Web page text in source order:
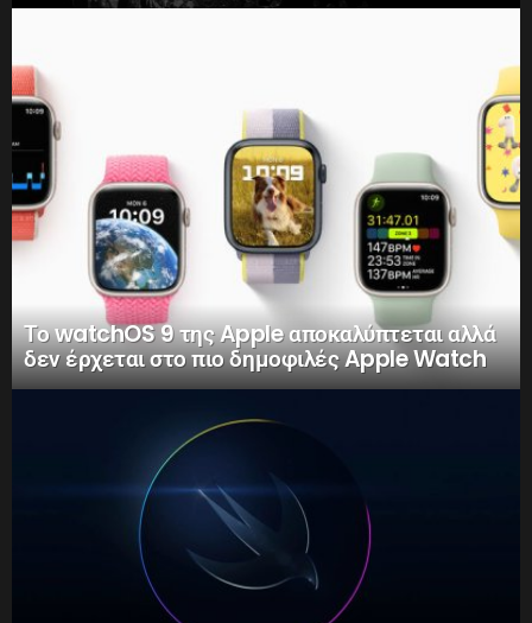
Το watchOS 9 της Apple αποκαλύπτεται αλλά
δεν έρχεται στο πιο δημοφιλές Apple Watch